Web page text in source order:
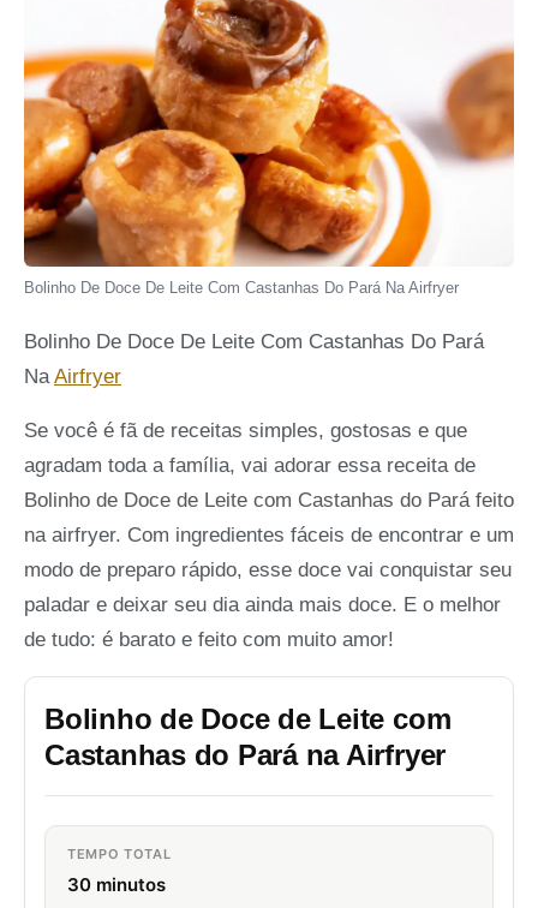
Bolinho De Doce De Leite Com Castanhas Do Pará Na Airfryer
Bolinho De Doce De Leite Com Castanhas Do Pará
NaAirfryer
Se você é fã de receitas simples, gostosas e que
agradam toda a família, vai adorar essa receita de
Bolinho de Doce de Leite com Castanhas do Pará feito
na airfryer. Com ingredientes fáceis de encontrar e um
modo de preparo rápido, esse doce vai conquistar seu
paladar e deixar seu dia ainda mais doce. E o melhor
de tudo: é barato e feito com muito amor!
Bolinho de Doce de Leite com
Castanhas do Pará na Airfryer
TEMPO TOTAL
30 minutos